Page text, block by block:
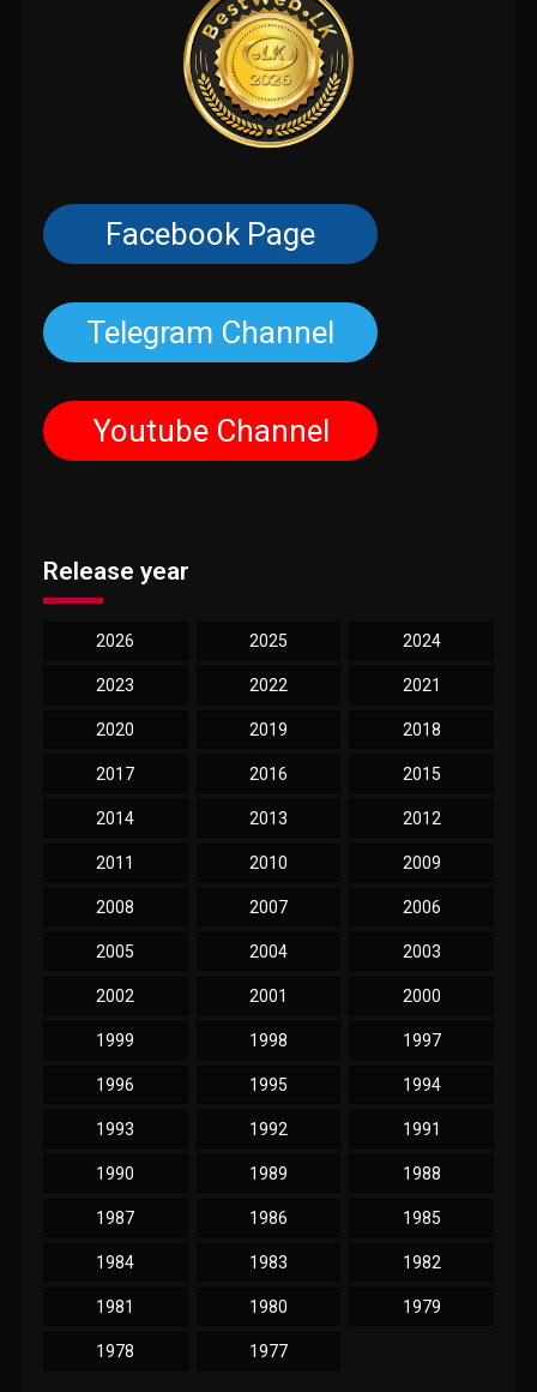
Facebook Page
Telegram Channel
Youtube Channel
Release year
2026 2025 2024
2023 2022 2021
2020 2019 2018
2017 2016 2015
2014 2013 2012
2011 2010 2009
2008 2007 2006
2005 2004 2003
2002 2001 2000
1999 1998 1997
1996 1995 1994
1993 1992 1991
1990 1989 1988
1987 1986 1985
1984 1983 1982
1981 1980 1979
1978 1977